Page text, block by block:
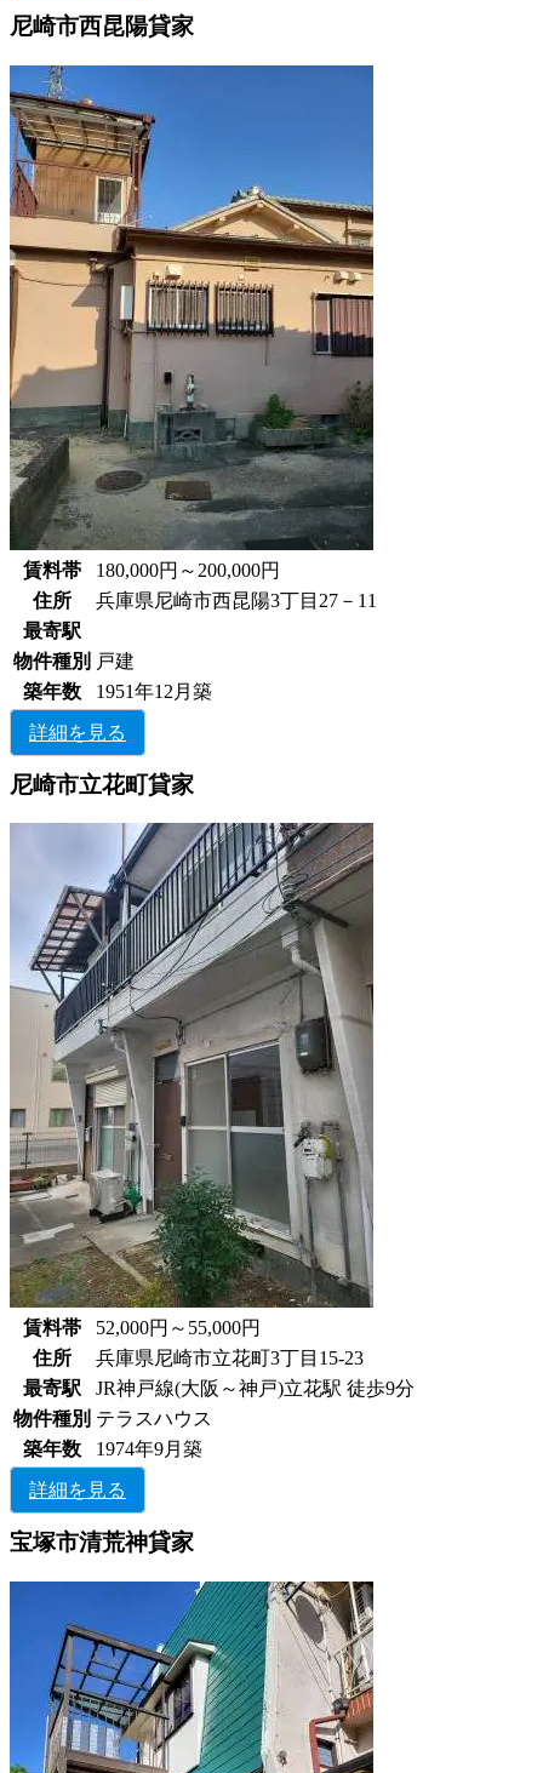
尼崎市西昆陽貸家
賃料帯
180,000円～200,000円
住所
兵庫県尼崎市西昆陽3丁目27－11
最寄駅
物件種別 戸建
築年数
1951年12月築
詳細を見る
尼崎市立花町貸家
賃料帯
52,000円～55,000円
住所
兵庫県尼崎市立花町3丁目15-23
最寄駅
JR神戸線(大阪～神戸)立花駅 徒歩9分
物件種別 テラスハウス
築年数
1974年9月築
詳細を見る
宝塚市清荒神貸家